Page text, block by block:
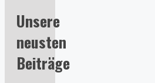
Unsere
neusten
Beiträge